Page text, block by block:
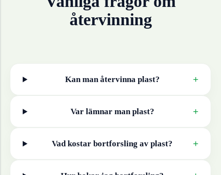
återvinning
Kan man återvinna plast? +
Var lämnar man plast? +
Vad kostar bortforsling av plast? +